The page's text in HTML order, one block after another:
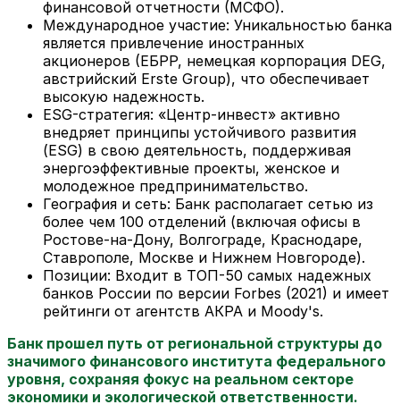
финансовой отчетности (МСФО).
Международное участие: Уникальностью банка
является привлечение иностранных
акционеров (ЕБРР, немецкая корпорация DEG,
австрийский Erste Group), что обеспечивает
высокую надежность.
ESG-стратегия: «Центр-инвест» активно
внедряет принципы устойчивого развития
(ESG) в свою деятельность, поддерживая
энергоэффективные проекты, женское и
молодежное предпринимательство.
География и сеть: Банк располагает сетью из
более чем 100 отделений (включая офисы в
Ростове-на-Дону, Волгограде, Краснодаре,
Ставрополе, Москве и Нижнем Новгороде).
Позиции: Входит в ТОП-50 самых надежных
банков России по версии Forbes (2021) и имеет
рейтинги от агентств АКРА и Moody's.
Банк прошел путь от региональной структуры до
значимого финансового института федерального
уровня, сохраняя фокус на реальном секторе
экономики и экологической ответственности.